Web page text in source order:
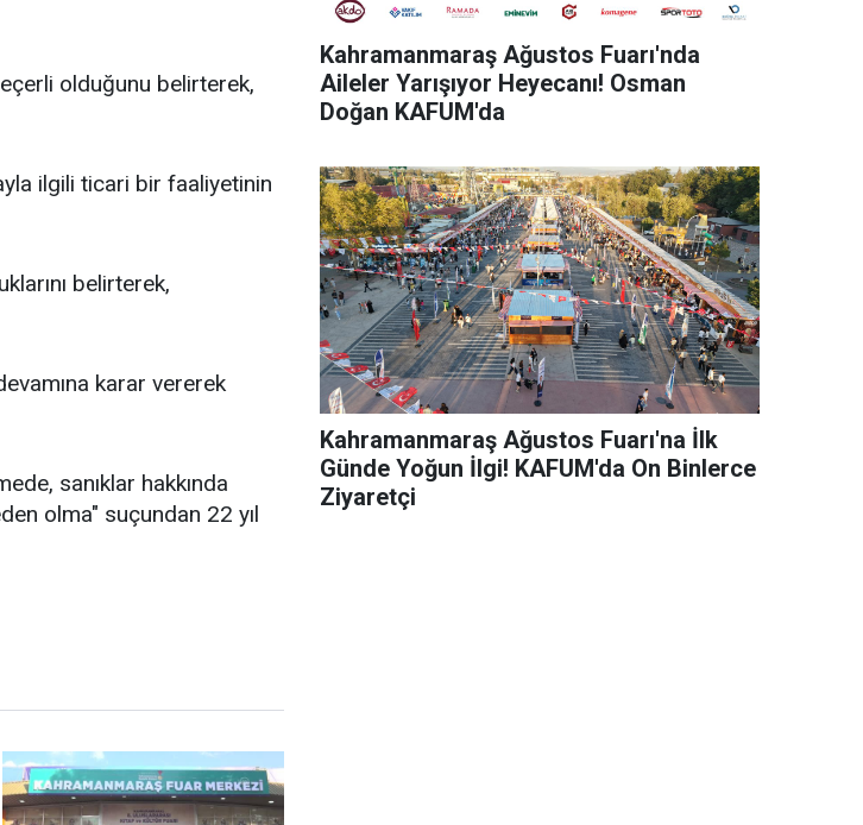
olduğunu belirterek,
ilgili ticari bir faaliyetinin
belirterek,
karar vererek
sanıklar hakkında
olma" suçundan 22 yıl
Kahramanmaraş Ağustos Fuarı'nda
Aileler Yarışıyor Heyecanı! Osman
Doğan KAFUM'da
Kahramanmaraş Ağustos Fuarı'na İlk
Günde Yoğun İlgi! KAFUM'da On Binlerce
Ziyaretçi